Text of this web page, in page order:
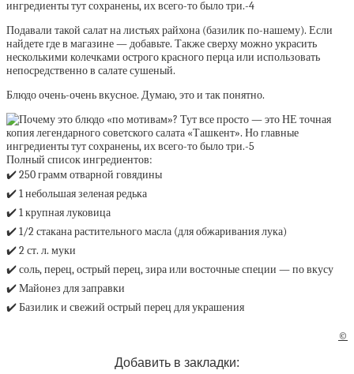
Подавали такой салат на листьях райхона (базилик по-нашему). Если
найдете где в магазине — добавьте. Также сверху можно украсить
несколькими колечками острого красного перца или использовать
непосредственно в салате сушеный.
Блюдо очень-очень вкусное. Думаю, это и так понятно.
Полный список ингредиентов:
✔️ 250 грамм отварной говядины
✔️ 1 небольшая зеленая редька
✔️ 1 крупная луковица
✔️ 1/2 стакана растительного масла (для обжаривания лука)
✔️ 2 ст. л. муки
✔️ соль, перец, острый перец, зира или восточные специи — по вкусу
✔️ Майонез для заправки
✔️ Базилик и свежий острый перец для украшения
©
Добавить в закладки: